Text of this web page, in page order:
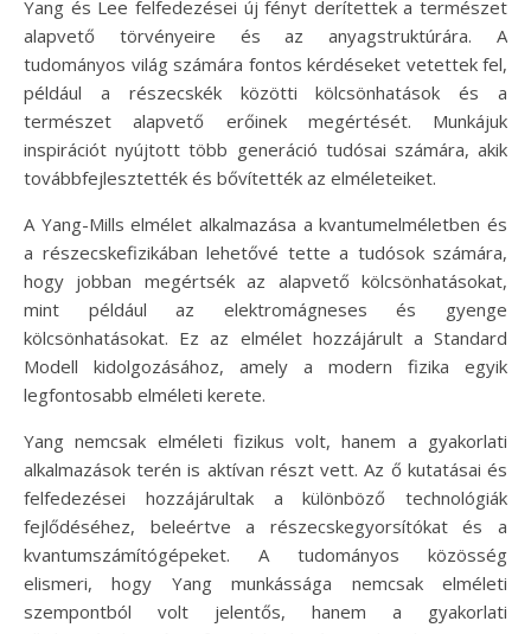
Yang és Lee felfedezései új fényt derítettek a természet
alapvető törvényeire és az anyagstruktúrára. A
tudományos világ számára fontos kérdéseket vetettek fel,
például a részecskék közötti kölcsönhatások és a
természet alapvető erőinek megértését. Munkájuk
inspirációt nyújtott több generáció tudósai számára, akik
továbbfejlesztették és bővítették az elméleteiket.
A Yang-Mills elmélet alkalmazása a kvantumelméletben és
a részecskefizikában lehetővé tette a tudósok számára,
hogy jobban megértsék az alapvető kölcsönhatásokat,
mint például az elektromágneses és gyenge
kölcsönhatásokat. Ez az elmélet hozzájárult a Standard
Modell kidolgozásához, amely a modern fizika egyik
legfontosabb elméleti kerete.
Yang nemcsak elméleti fizikus volt, hanem a gyakorlati
alkalmazások terén is aktívan részt vett. Az ő kutatásai és
felfedezései hozzájárultak a különböző technológiák
fejlődéséhez, beleértve a részecskegyorsítókat és a
kvantumszámítógépeket. A tudományos közösség
elismeri, hogy Yang munkássága nemcsak elméleti
szempontból volt jelentős, hanem a gyakorlati